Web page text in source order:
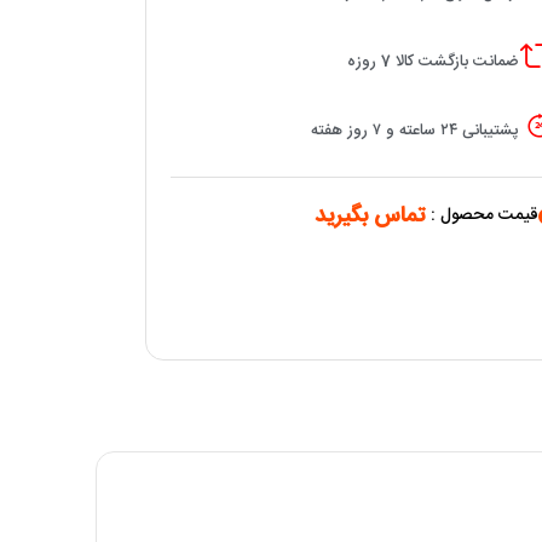
ضمانت بازگشت کالا 7 روزه
پشتیبانی ۲۴ ساعته و ۷ روز هفته
قیمت محصول : تماس بگیرید